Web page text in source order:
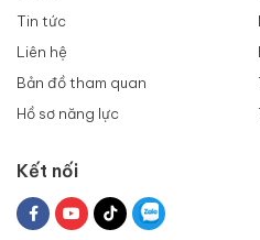
Tin tức
Liên hệ
Bản đồ tham quan
Hồ sơ năng lực
Kết nối